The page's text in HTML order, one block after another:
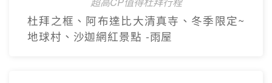
杜拜之框、阿布達比大清真寺、冬季限定~
地球村、沙迦網紅景點 -⾬屋